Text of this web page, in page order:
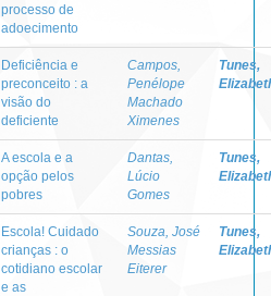
processo de
adoecimento
Deficiência e
preconceito : a
visão do
deficiente
Campos,
Penélope
Machado
Ximenes
Tunes,
A escola e a
opção pelos
pobres
Dantas,
Lúcio
Gomes
Tunes,
Escola! Cuidado
crianças : o
cotidiano escolar
e as
Souza, José
Messias
Eiterer
Tunes,